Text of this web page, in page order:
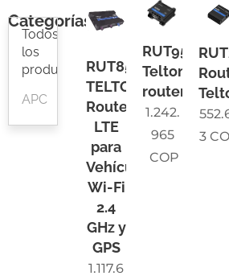
Categorías
Todos
los
productos
APC
RUT850
TELTONIKA
Router
LTE
para
Vehículos,
Wi-Fi
2.4
GHz y
GPS
1.117.6
RUT956
Teltonika
router
1.242.
965
COP
3